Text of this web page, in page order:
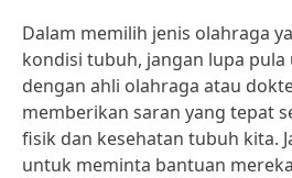
Dalam memilih jenis olahraga
kondisi tubuh, jangan lupa
dengan ahli olahraga atau
memberikan saran yang tepat
fisik dan kesehatan tubuh kita.
untuk meminta bantuan